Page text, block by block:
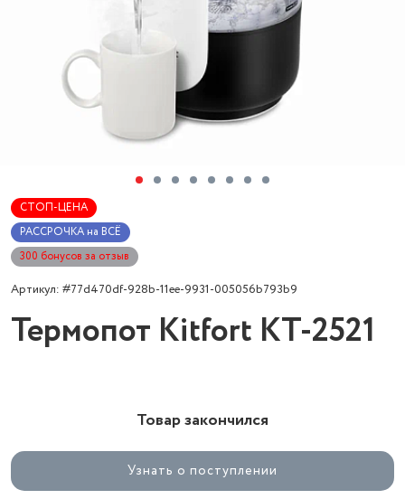
СТОП-ЦЕНА
РАССРОЧКА на ВСЁ
300 бонусов за отзыв
Артикул: #77d470df-928b-11ee-9931-005056b793b9
Термопот Kitfort КТ-2521
Товар закончился
Узнать о поступлении